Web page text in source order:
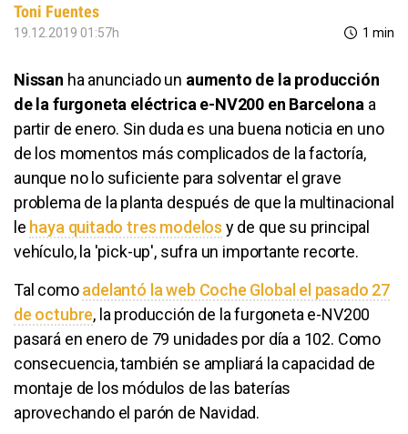
Toni Fuentes
19.12.2019 01:57h 1 min
Nissan ha anunciado un aumento de la producción
de la furgoneta eléctrica e-NV200 en Barcelona a
partir de enero. Sin duda es una buena noticia en uno
de los momentos más complicados de la factoría,
aunque no lo suficiente para solventar el grave
problema de la planta después de que la multinacional
le haya quitado tres modelos y de que su principal
vehículo, la 'pick-up', sufra un importante recorte.
Tal comoadelantó la web Coche Global el pasado 27
de octubre, la producción de la furgoneta e-NV200
pasará en enero de 79 unidades por día a 102. Como
consecuencia, también se ampliará la capacidad de
montaje de los módulos de las baterías
aprovechando el parón de Navidad.